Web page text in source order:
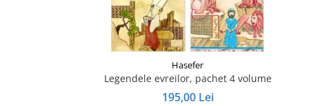
Hasefer
Legendele evreilor, pachet 4 volume
195,00 Lei